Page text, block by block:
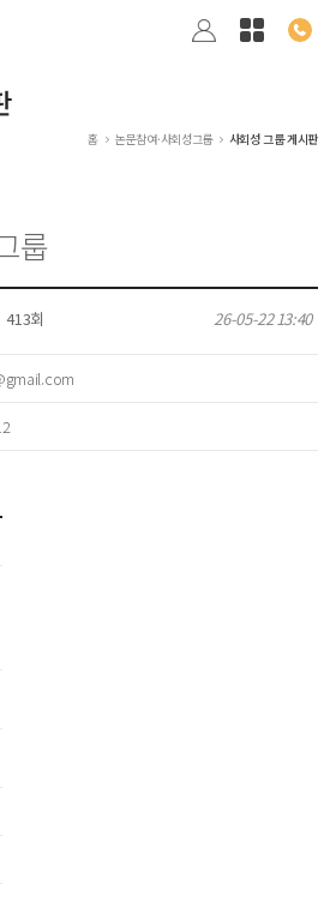
홈 논문참여·사회성그룹 사회성 그룹 게시판
룹
413회 26-05-22 13:40